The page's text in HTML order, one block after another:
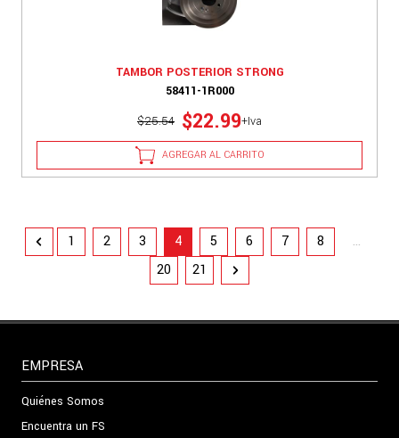
TAMBOR POSTERIOR STRONG
58411-1R000
$25.54 $22.99+Iva
AGREGAR AL CARRITO
1 2 3 4 5 6 7 8
...
20
21
EMPRESA
Quiénes Somos
Encuentra un FS